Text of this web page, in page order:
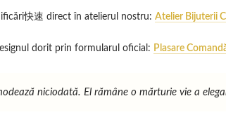
快速 direct în atelierul nostru: Atelier Bijuterii
dorit prin formularul oficial: Plasare
niciodată. El rămâne o mărturie vie a